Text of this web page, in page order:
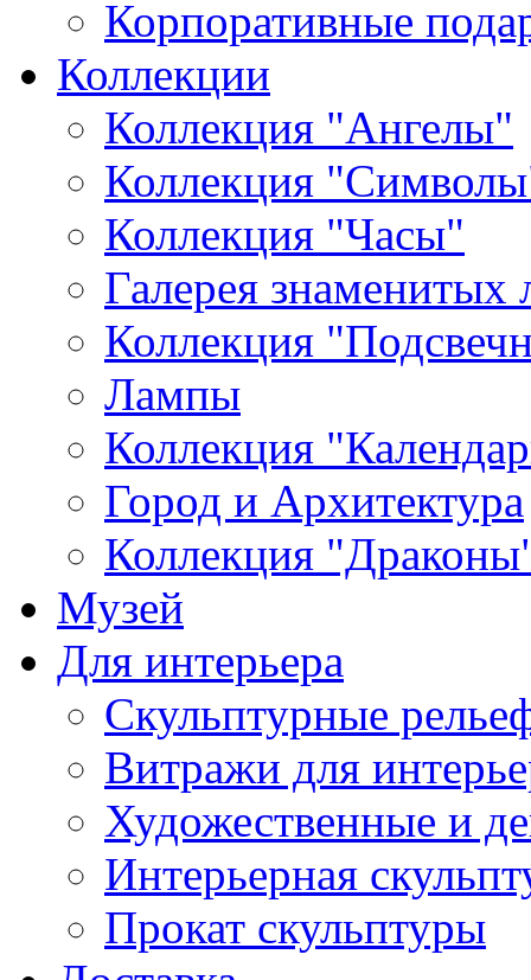
Корпоративные
Коллекции
Коллекция "Ангелы"
Коллекция
Коллекция "Часы"
Галерея знаменитых
Коллекция
Лампы
Коллекция
Город и Архитектура
Коллекция
Музей
Для интерьера
Скульптурные
Витражи для
Художественные и
Интерьерная
Прокат скульптуры